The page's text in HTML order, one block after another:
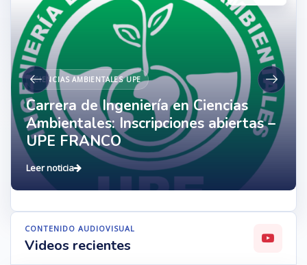
CIENCIAS AMBIENTALES UPE
Carrera de Ingeniería en Ciencias
Ambientales: Inscripciones abiertas –
UPE FRANCO
Leer noticia
CONTENIDO AUDIOVISUAL
Videos recientes